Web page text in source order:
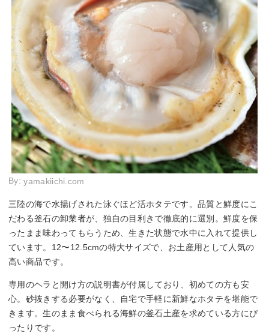
By:yamakiichi.com
三陸の海で水揚げされた泳ぐほど活ホタテです。品質と鮮度にこ
だわる釜石の卸業者が、独自の目利きで徹底的に選別。鮮度を保
ったまま味わってもらうため、生きた状態で水中に入れて提供し
ています。12〜12.5cmの特大サイズで、お土産用として人気の
高い商品です。
専用のヘラと開け方の説明書が付属しており、初めての方も安
心。砂抜きする必要がなく、自宅で手軽に新鮮なホタテを堪能で
きます。生のまま食べられる海鮮の釜石土産を求めている方にぴ
ったりです。